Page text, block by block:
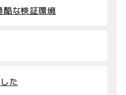
な検証環境
た